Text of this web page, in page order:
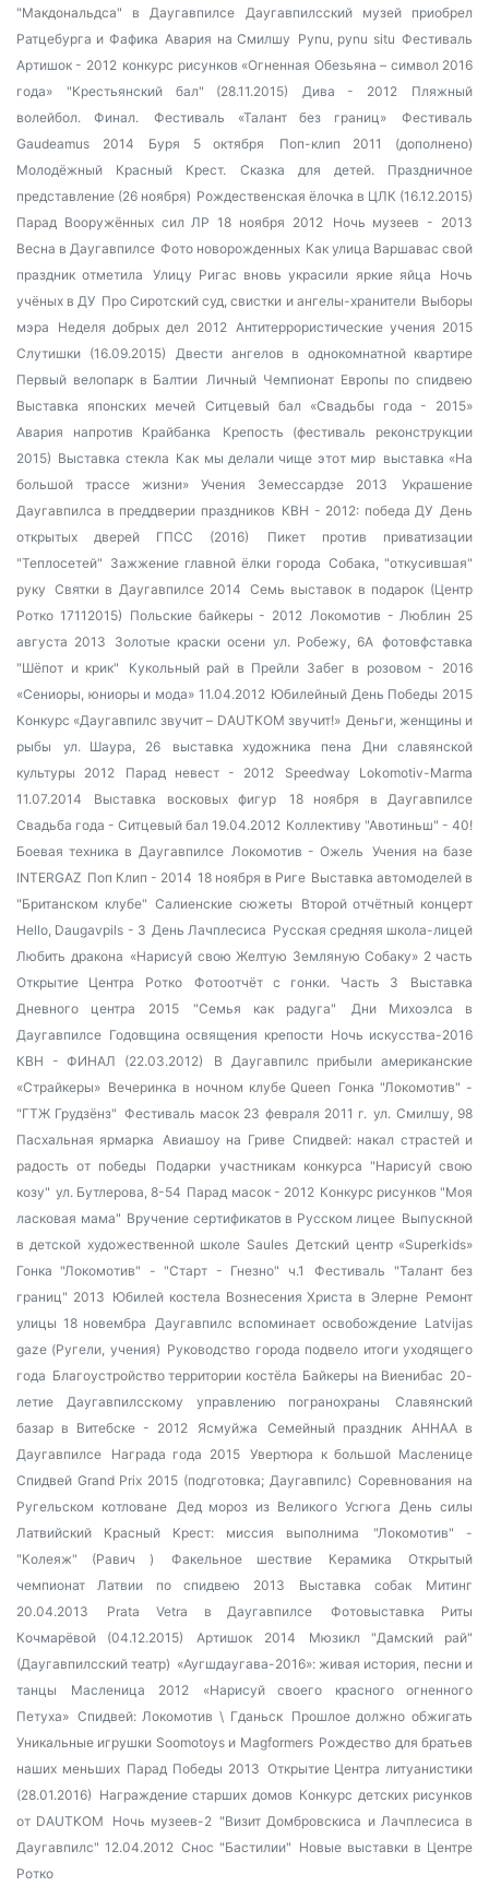
"Макдональдса" в Даугавпилсе
Даугавпилсский музей приобрел
Ратцебурга и Фафика Авария на Смилшу Pynu, pynu situ Фестиваль
Артишок - 2012 конкурс рисунков «Огненная Обезьяна – символ 2016
года»
"Крестьянский бал" (28.11.2015) Дива - 2012
Пляжный
волейбол. Финал.
Фестиваль «Талант без границ»
Фестиваль
Gaudeamus 2014
Буря 5 октября
Поп-клип 2011 (дополнено)
Молодёжный Красный Крест. Сказка для детей. Праздничное
представление (26 ноября) Рождественская ёлочка в ЦЛК (16.12.2015)
Парад Вооружённых сил ЛР 18 ноября 2012
Ночь музеев - 2013
Весна в Даугавпилсе Фото новорожденных Как улица Варшавас свой
праздник отметила
Улицу Ригас вновь украсили яркие яйца
Ночь
учёных в ДУ Про Сиротский суд, свистки и ангелы-хранители Выборы
мэра
Неделя добрых дел 2012 Антитеррористические учения 2015
Слутишки (16.09.2015)
Двести ангелов в однокомнатной квартире
Первый велопарк в Балтии Личный Чемпионат Европы по спидвею
Выставка японских мечей
Ситцевый бал «Свадьбы года - 2015»
Авария напротив Крайбанка
Крепость (фестиваль реконструкции
2015) Выставка стекла Как мы делали чище этот мир выставка «На
большой трассе жизни» Учения Земессардзе 2013
Украшение
Даугавпилса в преддверии праздников КВН - 2012: победа ДУ День
открытых дверей ГПСС (2016)
Пикет против приватизации
"Теплосетей" Зажжение главной ёлки города Собака, "откусившая"
руку Святки в Даугавпилсе 2014 Семь выставок в подарок (Центр
Ротко 17112015) Польские байкеры - 2012 Локомотив - Люблин 25
августа 2013
Золотые краски осени ул. Робежу, 6А фотовфставка
"Шёпот и крик"
Кукольный рай в Прейли Забег в розовом - 2016
«Сениоры, юниоры и мода» 11.04.2012 Юбилейный День Победы 2015
Конкурс «Даугавпилс звучит – DAUTKOM звучит!» Деньги, женщины и
рыбы
ул. Шаура, 26 выставка художника пена
Дни славянской
культуры 2012
Парад невест - 2012
Speedway Lokomotiv-Marma
11.07.2014
Выставка восковых фигур
18 ноября в Даугавпилсе
Свадьба года - Ситцевый бал 19.04.2012 Коллективу "Авотиньш" - 40!
Боевая техника в Даугавпилсе Локомотив - Ожель Учения на базе
INTERGAZ Поп Клип - 2014 18 ноября в Риге Выставка автомоделей в
"Британском клубе" Салиенские сюжеты
Второй отчётный концерт
Hello, Daugavpils - 3 День Лачплесиса Русская средняя школа-лицей
Любить дракона «Нарисуй свою Желтую Земляную Собаку» 2 часть
Открытие Центра Ротко
Фотоотчёт с гонки. Часть 3
Выставка
Дневного центра 2015
"Семья как радуга"
Дни Михоэлса в
Даугавпилсе Годовщина освящения крепости Ночь искусства-2016
КВН - ФИНАЛ (22.03.2012)
В Даугавпилс прибыли американские
«Страйкеры» Вечеринка в ночном клубе Queen Гонка "Локомотив" -
"ГТЖ Грудзёнз" Фестиваль масок 23 февраля 2011 г. ул. Смилшу, 98
Пасхальная ярмарка Авиашоу на Гриве Спидвей: накал страстей и
радость от победы
Подарки участникам конкурса "Нарисуй свою
козу" ул. Бутлерова, 8-54 Парад масок - 2012 Конкурс рисунков "Моя
ласковая мама" Вручение сертификатов в Русском лицее Выпускной
в детской художественной школе Saules Детский центр «Superkids»
Гонка "Локомотив" - "Старт - Гнезно" ч.1
Фестиваль "Талант без
границ" 2013 Юбилей костела Вознесения Христа в Элерне Ремонт
улицы 18 новембра Даугавпилс вспоминает освобождение Latvijas
gaze (Ругели, учения) Руководство города подвело итоги уходящего
года Благоустройство территории костёла Байкеры на Виенибас 20-
летие Даугавпилсскому управлению погранохраны
Славянский
базар в Витебске - 2012
Ясмуйжа Семейный праздник AHHAA в
Даугавпилсе
Награда года 2015 Увертюра к большой Масленице
Спидвей Grand Prix 2015 (подготовка; Даугавпилс) Соревнования на
Ругельском котловане
Дед мороз из Великого Усгюга
День силы
Латвийский Красный Крест: миссия выполнима
"Локомотив" -
"Колеяж" (Равич )
Факельное шествие Керамика
Открытый
чемпионат Латвии по спидвею 2013
Выставка собак
Митинг
20.04.2013
Prata Vetra в Даугавпилсе
Фотовыставка Риты
Кочмарёвой (04.12.2015)
Артишок 2014
Мюзикл "Дамский рай"
(Даугавпилсский театр) «Аугшдаугава-2016»: живая история, песни и
танцы
Масленица 2012
«Нарисуй своего красного огненного
Петуха» Спидвей: Локомотив \ Гданьск
Прошлое должно обжигать
Уникальные игрушки Soomotoys и Magformers Рождество для братьев
наших меньших Парад Победы 2013 Открытие Центра литуанистики
(28.01.2016) Награждение старших домов Конкурс детских рисунков
от DAUTKOM
Ночь музеев-2 "Визит Домбровскиса и Лачплесиса в
Даугавпилс" 12.04.2012 Снос "Бастилии" Новые выставки в Центре
Ротко